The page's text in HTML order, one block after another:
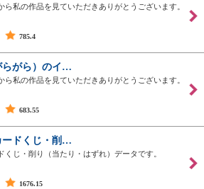
ら私の作品を見ていただきありがとうございます。
785.4
らがら）のイ…
ら私の作品を見ていただきありがとうございます。
683.55
ードくじ・削…
くじ・削り（当たり・はずれ）データです。
1676.15